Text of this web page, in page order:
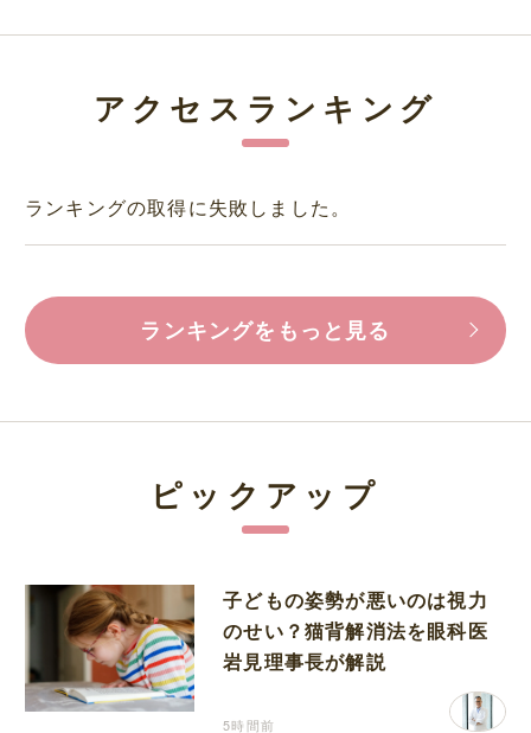
アクセスランキング
ランキングの取得に失敗しました。
ランキングをもっと見る
ピックアップ
子どもの姿勢が悪いのは視力
のせい？猫背解消法を眼科医
岩見理事長が解説
5時間前